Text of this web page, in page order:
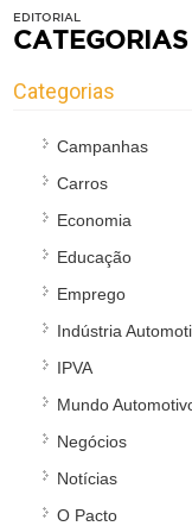
EDITORIAL
CATEGORIAS
Categorias
Campanhas
Carros
Economia
Educação
Emprego
Indústria
IPVA
Mundo
Negócios
Notícias
O Pacto